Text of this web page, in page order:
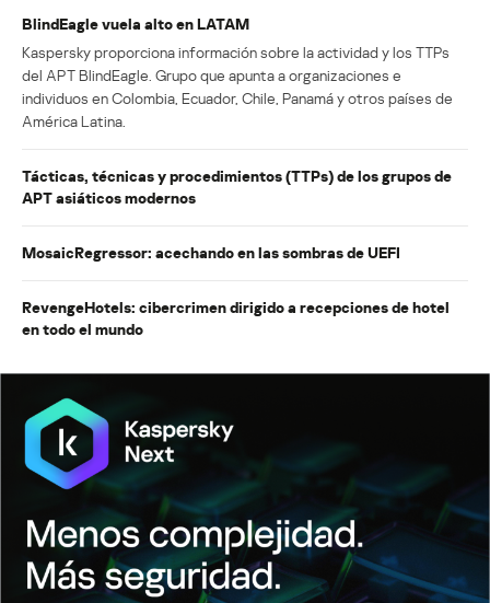
BlindEagle vuela alto en LATAM
Kaspersky proporciona información sobre la actividad y los TTPs
del APT BlindEagle. Grupo que apunta a organizaciones e
individuos en Colombia, Ecuador, Chile, Panamá y otros países de
América Latina.
Tácticas, técnicas y procedimientos (TTPs) de los grupos de
APT asiáticos modernos
MosaicRegressor: acechando en las sombras de UEFI
RevengeHotels: cibercrimen dirigido a recepciones de hotel
en todo el mundo